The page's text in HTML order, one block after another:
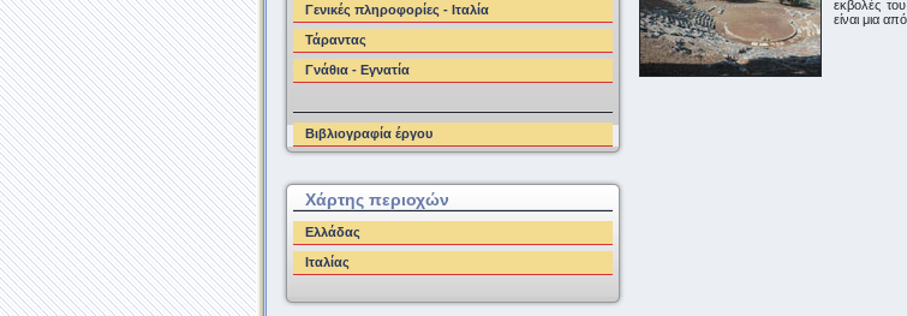
Γενικές πληροφορίες - Ιταλία
Τάραντας
Γνάθια - Εγνατία
Βιβλιογραφία έργου
Χάρτης περιοχών
Ελλάδας
Ιταλίας
εκβολές
είναι μια